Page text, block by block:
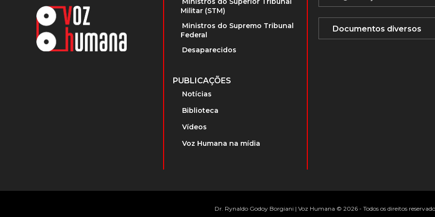
Militar (STM)
Ministros do Supremo Tribunal
Federal
Desaparecidos
PUBLICAÇÕES
Notícias
Biblioteca
Vídeos
Voz Humana na mídia
Dr. Rynaldo Godoy Borgiani | Voz Humana © 2026 - Todos os direitos